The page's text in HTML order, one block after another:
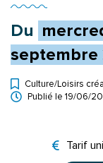
Du
septembre
Types d'événement
Culture/Loisirs
Publié le 19/06/
Tarifs
Tarif